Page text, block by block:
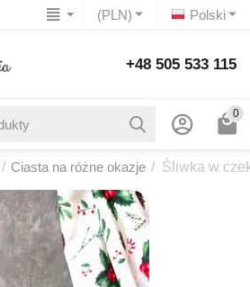
Polski
(PLN)
+48 505 533 115
0
/ Ciasta na różne okazje / Śliwka w